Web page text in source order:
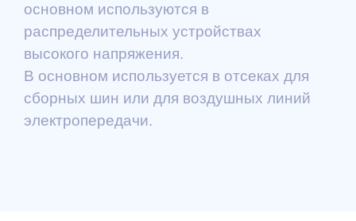
основном используются в
распределительных устройствах
высокого напряжения.
В основном используется в отсеках для
сборных шин или для воздушных линий
электропередачи.